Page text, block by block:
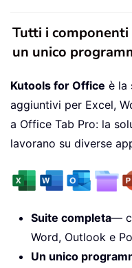
Tutti i
un unico
Kutools for Office è la
aggiuntivi per Excel,
a Office Tab Pro: la
lavorano su diverse
Suite completa—
Word, Outlook e
Un unico